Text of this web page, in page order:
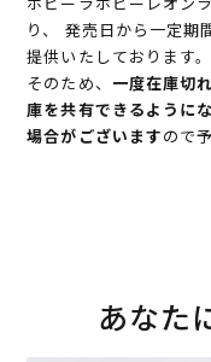
り、 発売日から一定期
提供いたしております。
そのため、 一度在庫切
庫を共有できるように
場合がございますので
あなた